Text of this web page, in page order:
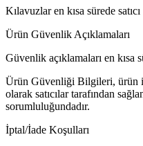
Kılavuzlar en kısa sürede
Ürün Güvenlik Açıklamaları
Güvenlik açıklamaları en kısa
Ürün Güvenliği Bilgileri, ürün
olarak satıcılar tarafından
sorumluluğundadır.
İptal/İade Koşulları